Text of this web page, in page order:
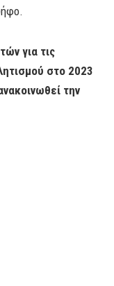
για τις
στο 2023
την